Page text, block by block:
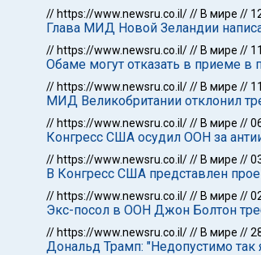
// https://www.newsru.co.il/// В мире //
Глава МИД Новой Зеландии
// https://www.newsru.co.il/// В мире //
Обаме могут отказать в приеме
// https://www.newsru.co.il/// В мире //
МИД Великобритании отклонил
// https://www.newsru.co.il/// В мире //
Конгресс США осудил ООН за
// https://www.newsru.co.il/// В мире //
В Конгресс США представлен
// https://www.newsru.co.il/// В мире //
Экс-посол в ООН Джон Болтон
// https://www.newsru.co.il/// В мире //
Дональд Трамп: "Недопустимо так